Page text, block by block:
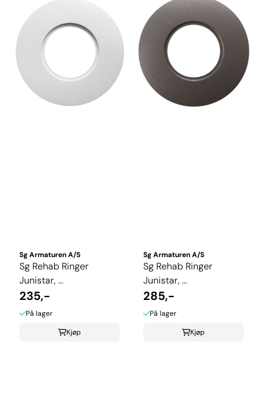
Sg Armaturen A/S
Sg Rehab Ringer
Junistar, ...
235,-
På lager
Kjøp
Sg Armaturen A/S
Sg Rehab Ringer
Junistar, ...
285,-
På lager
Kjøp